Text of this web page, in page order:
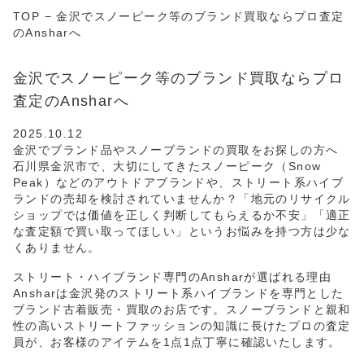
TOP −金沢でスノーピーク等のブランド買取ならプロ査定
のAnsharへ
金沢でスノーピーク等のブランド買取ならプロ
査定のAnsharへ
2025.10.12
金沢でブランド品やスノーブランドの買取をお探しの方へ
石川県金沢市で、大切にしてきたスノーピーク（Snow
Peak）などのアウトドアブランドや、ストリート系ハイブ
ランドの売却を検討されていませんか？「地元のリサイクル
ショップでは価値を正しく判断してもらえるか不安」「適正
な査定額で買い取ってほしい」というお悩みを持つ方は少な
くありません。
ストリート・ハイブランド専門のAnsharが選ばれる理由
Ansharは金沢発のストリート系ハイブランドを専門とした
ブランド古着販売・買取のお店です。スノーブランドと親和
性の高いストリートファッションの知識に長けたプロの査定
員が、お客様のアイテムを1点1点丁寧に確認いたします。